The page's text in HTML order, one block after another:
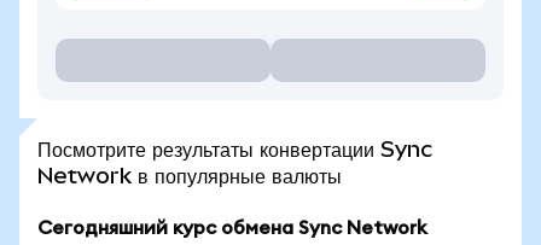
Посмотрите результаты конвертации Sync
Network в популярные валюты
Сегодняшний курс обмена Sync Network